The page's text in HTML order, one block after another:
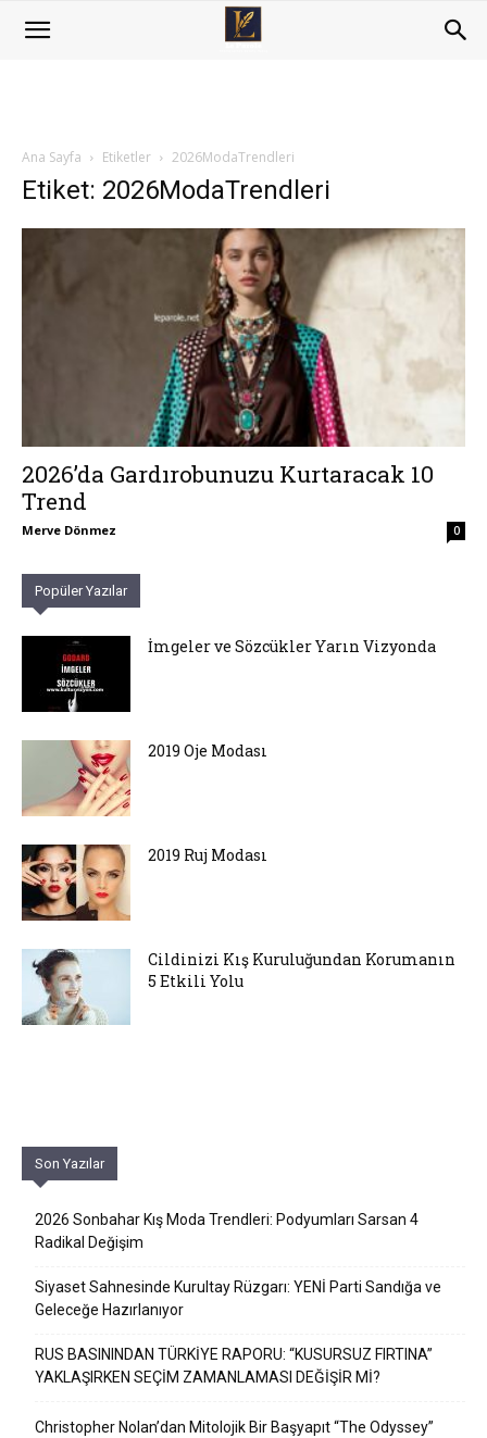
Ana Sayfa Etiketler 2026ModaTrendleri
Etiket: 2026ModaTrendleri
2026’da Gardırobunuzu Kurtaracak 10
Trend
Merve Dönmez 0
Popüler Yazılar
İmgeler ve Sözcükler Yarın Vizyonda
2019 Oje Modası
2019 Ruj Modası
Cildinizi Kış Kuruluğundan Korumanın
5 Etkili Yolu
Son Yazılar
2026 Sonbahar Kış Moda Trendleri: Podyumları Sarsan 4
Radikal Değişim
Siyaset Sahnesinde Kurultay Rüzgarı: YENİ Parti Sandığa ve
Geleceğe Hazırlanıyor
RUS BASININDAN TÜRKİYE RAPORU: “KUSURSUZ FIRTINA”
YAKLAŞIRKEN SEÇİM ZAMANLAMASI DEĞİŞİR Mİ?
Christopher Nolan’dan Mitolojik Bir Başyapıt “The Odyssey”